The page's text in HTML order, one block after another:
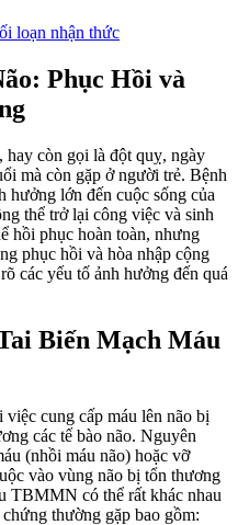
loạn nhận thức
Phục Hồi và
còn gọi là đột quỵ, ngày
mà còn gặp ở người trẻ. Bệnh
hưởng lớn đến cuộc sống của
thể trở lại công việc và sinh
hồi phục hoàn toàn, nhưng
phục hồi và hòa nhập cộng
các yếu tố ảnh hưởng đến quá
Biến Mạch Máu
việc cung cấp máu lên não bị
các tế bào não. Nguyên
(nhồi máu não) hoặc vỡ
vào vùng não bị tổn thương
TBMMN có thể rất khác nhau
thường gặp bao gồm: